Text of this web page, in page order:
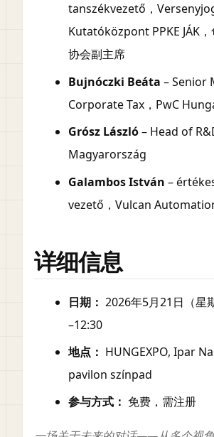
tanszékvezető，
Kutatóközpont PPKE JÁK
协会副主席
Bujnóczki Beáta – Senior
Corporate Tax，PwC
Grósz László– Head of
Magyarország
Galambos István –
vezető，Vulcan
详细信息
日期： 2026年5月21日（星
–12:30
地点： HUNGEXPO, Ipar
pavilon színpad
参与方式： 免费，需注册